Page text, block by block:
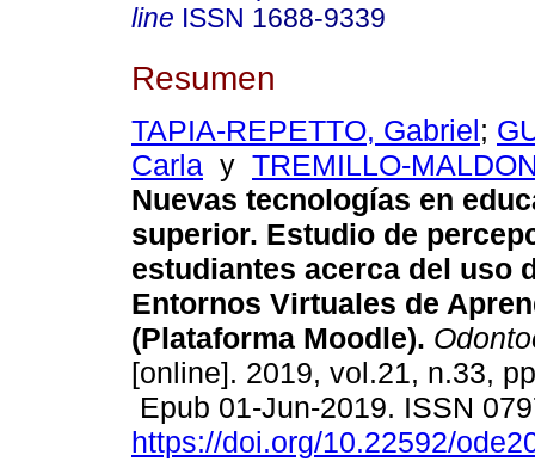
line ISSN 1688-9339
Resumen
TAPIA-REPETTO, Gabriel;
Carla y TREMILLO-
Nuevas tecnologías en
superior. Estudio de
estudiantes acerca del uso
Entornos Virtuales de
(Plataforma Moodle).
[online]. 2019, vol.21, n.33,
Epub 01-Jun-2019. ISSN
https://doi.org/10.22592/